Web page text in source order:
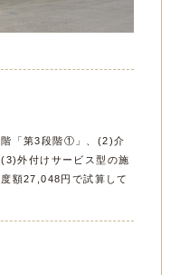
「第3段階①」、(2)介
外付けサービス型の施
額27,048円で試算して